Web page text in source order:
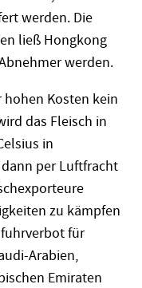
werden. Die
ließ Hongkong
werden.
Kosten kein
das Fleisch in
in
per Luftfracht
zu kämpfen
für
Arabien,
Emiraten